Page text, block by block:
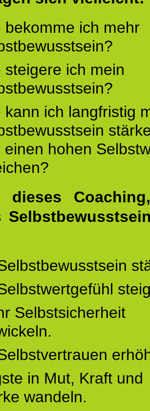
bekomme ich mehr
steigere ich mein
kann ich langfristig
einen hohen
dieses
Selbstsicherheit
in Mut, Kraft und
wandeln.